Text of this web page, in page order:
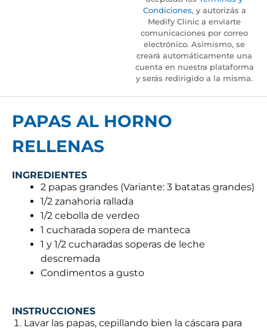
Condiciones, y autorizás a
Medify Clinic a enviarte
comunicaciones por correo
electrónico. Asimismo, se
creará automáticamente una
cuenta en nuestra plataforma
y serás redirigido a la misma.
PAPAS AL HORNO
RELLENAS
INGREDIENTES
2 papas grandes (Variante: 3 batatas grandes)
1/2 zanahoria rallada
1/2 cebolla de verdeo
1 cucharada sopera de manteca
1 y 1/2 cucharadas soperas de leche
descremada
Condimentos a gusto
INSTRUCCIONES
Lavar las papas, cepillando bien la cáscara para